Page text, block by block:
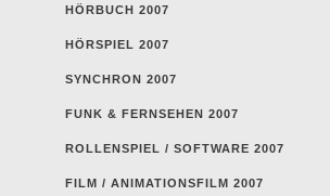
HÖRBUCH 2007
HÖRSPIEL 2007
SYNCHRON 2007
FUNK & FERNSEHEN 2007
ROLLENSPIEL / SOFTWARE 2007
FILM / ANIMATIONSFILM 2007